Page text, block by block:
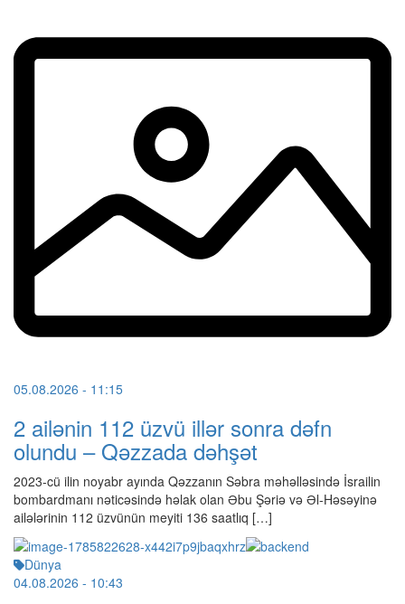
05.08.2026 - 11:15
2 ailənin 112 üzvü illər sonra dəfn
olundu – Qəzzada dəhşət
2023-cü ilin noyabr ayında Qəzzanın Səbra məhəlləsində İsrailin
bombardmanı nəticəsində həlak olan Əbu Şəriə və Əl-Həsəyinə
ailələrinin 112 üzvünün meyiti 136 saatlıq […]
Dünya
04.08.2026 - 10:43